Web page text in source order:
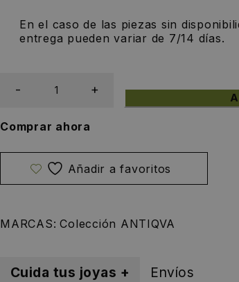
En el caso de las piezas sin
entrega pueden variar de 7/14 días.
Comprar ahora
MARCAS: Colección ANTIQVA
Cuida tus joyas + Envíos